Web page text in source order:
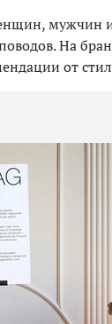
мужчин и
На
от